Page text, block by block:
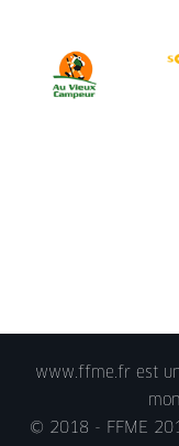
www.ffme.fr est
© 2018 - FFME